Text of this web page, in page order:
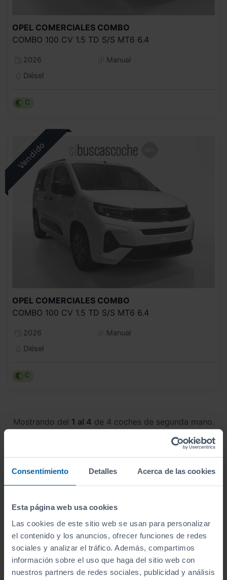
Consentimiento Detalles Acerca de las cookies
Esta página web usa cookies
Las cookies de este sitio web se usan para personalizar
el contenido y los anuncios, ofrecer funciones de redes
sociales y analizar el tráfico. Además, compartimos
información sobre el uso que haga del sitio web con
nuestros partners de redes sociales, publicidad y análisis
OPEL COMERCIALES COMBO
COMBO 100 CV 1.5 TD S/S MT6 6.4
2026
Manual
Diésel
C
OPEL COMERCIALES COMBO
COMBO 100 CV 1.5 TD S/S MT6 6.4
2026
Manual
Diésel
C
Mostrando del 1 al 4 de 4 coches de segunda mano.
Encuentra tu coche kilómetro 0por
tipo
Todo-terrenos Utilitarios Berlinas